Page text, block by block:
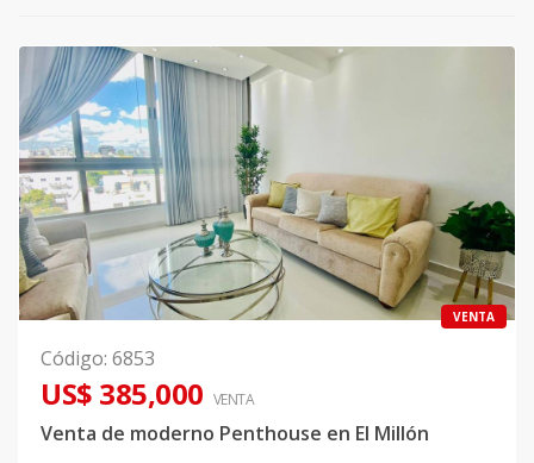
VENTA
Código: 6853
US$ 385,000 VENTA
Venta de moderno Penthouse en El Millón